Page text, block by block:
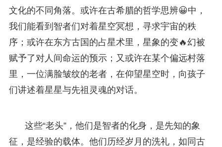
文化的不同角落。或许在古希腊的哲学思辨😀中，
我们能看到智者们对着星空冥想，寻求宇宙的秩
序；或许在东方古国的占星术里，星象的变🔥幻被
赋予了对人间命运的预示；又或许在某个偏远村落
里，一位满脸皱纹的老者，在仰望星空时，向孩子
们讲述着星星与先祖灵魂的对话。
这些“老头”，他们是智者的化身，是先知的象
征，是经验的载体。他们历经岁月的洗礼，如同古